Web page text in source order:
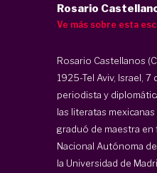
Rosario
Ve más sobre esta
Rosario Castellanos
1925-Tel Aviv, Israel,
periodista y
las literatas
graduó de maestra
Nacional Autónoma
la Universidad de